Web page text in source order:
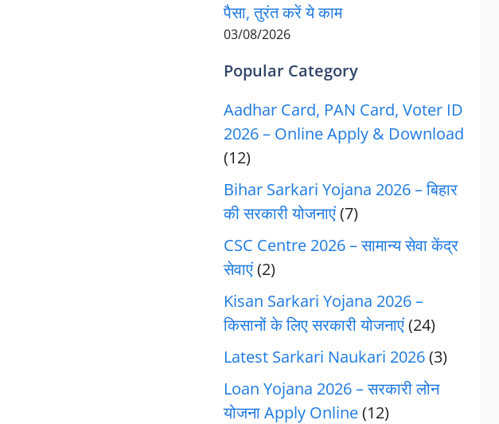
पैसा, तुरंत करें ये काम
03/08/2026
Popular Category
Aadhar Card, PAN Card, Voter ID
2026 – Online Apply & Download
(12)
Bihar Sarkari Yojana 2026 – बिहार
की सरकारी योजनाएं(7)
CSC Centre 2026 – सामान्य सेवा केंद्र
सेवाएं(2)
Kisan Sarkari Yojana 2026 –
किसानों के लिए सरकारी योजनाएं(24)
Latest Sarkari Naukari 2026(3)
Loan Yojana 2026 – सरकारी लोन
योजना Apply Online(12)